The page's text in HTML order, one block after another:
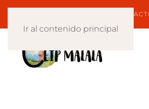
Ir al contenido principal